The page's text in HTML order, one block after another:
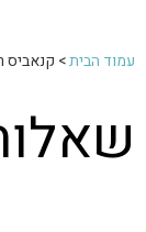
עמוד הבית> קנאביס